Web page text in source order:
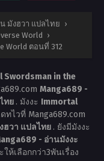
มังฮวา แปลไทย ›
World
›
World ตอนที่ 312
Swordsman in the
Manga689 -
ทย . มังงะ Immortal
ดทไวที่ Manga689.com
ฮวา แปลไทย . ยังมีมังงะ
- อ่านมังงะ
ให้เลือกกว่า3พันเรื่อง